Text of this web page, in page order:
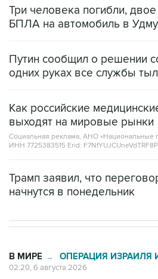
Три человека погибли,
БПЛА на автомобиль в
Путин сообщил о решении
одних руках все службы
Как российские
выходят на мировые рынки
Социальная реклама, АНО «Национальные
ИНН 7725383515 Erid:
Трамп заявил, что
начнутся в понедельник
В МИРЕ → ОПЕРАЦИЯ ИЗРАИЛЯ
02:20, 6 августа 2026